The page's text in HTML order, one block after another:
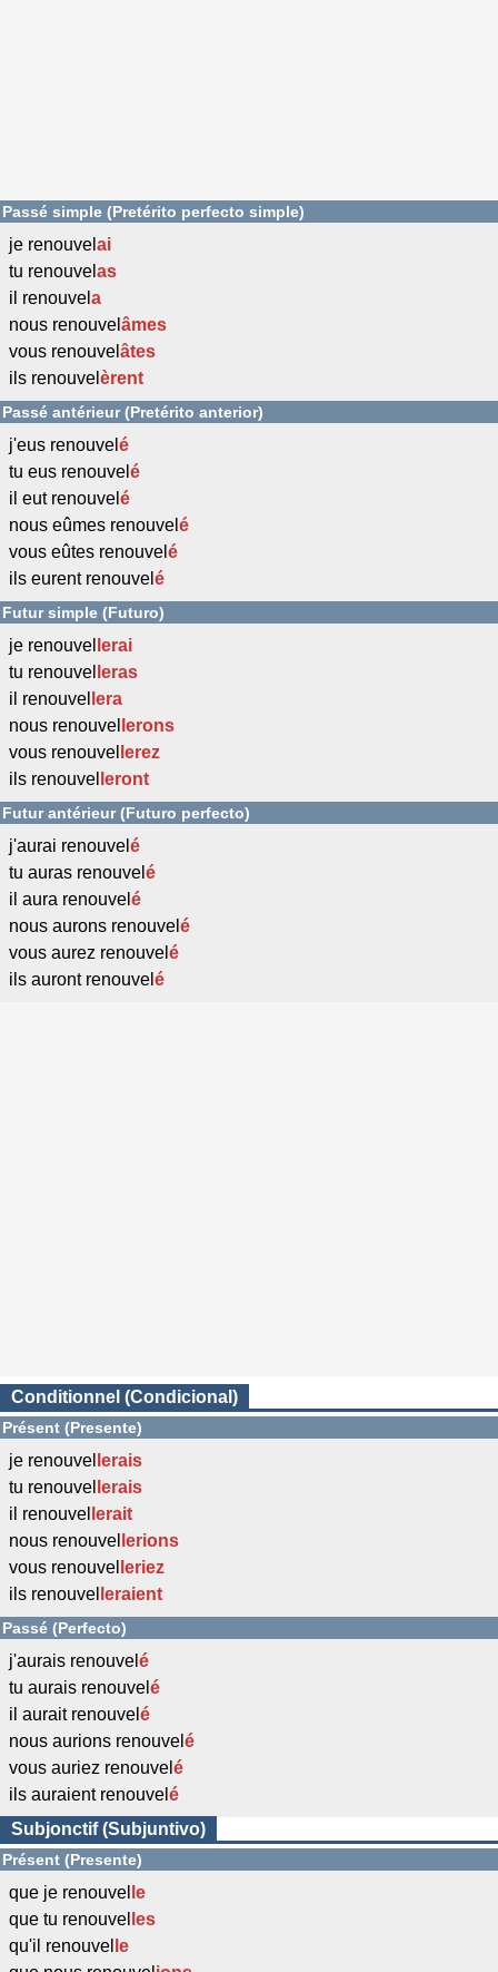
Passé simple (Pretérito perfecto simple)
je renouvel ai
tu renouvel as
il renouvel a
nous renouvel âmes
vous renouvel âtes
ils renouvel èrent
Passé antérieur (Pretérito anterior)
j'eus renouvel é
tu eus renouvel é
il eut renouvel é
nous eûmes renouvel é
vous eûtes renouvel é
ils eurent renouvel é
Futur simple (Futuro)
je renouvel erai
tu renouvel eras
il renouvel era
nous renouvel erons
vous renouvel erez
ils renouvel eront
Futur antérieur (Futuro perfecto)
j'aurai renouvel é
tu auras renouvel é
il aura renouvel é
nous aurons renouvel é
vous aurez renouvel é
ils auront renouvel é
Conditionnel (Condicional)
Présent (Presente)
je renouvel erais
tu renouvel erais
il renouvel erait
nous renouvel erions
vous renouvel eriez
ils renouvel eraient
Passé (Perfecto)
j'aurais renouvel é
tu aurais renouvel é
il aurait renouvel é
nous aurions renouvel é
vous auriez renouvel é
ils auraient renouvel é
Subjonctif (Subjuntivo)
Présent (Presente)
que je renouvel e
que tu renouvel es
qu'il renouvel e